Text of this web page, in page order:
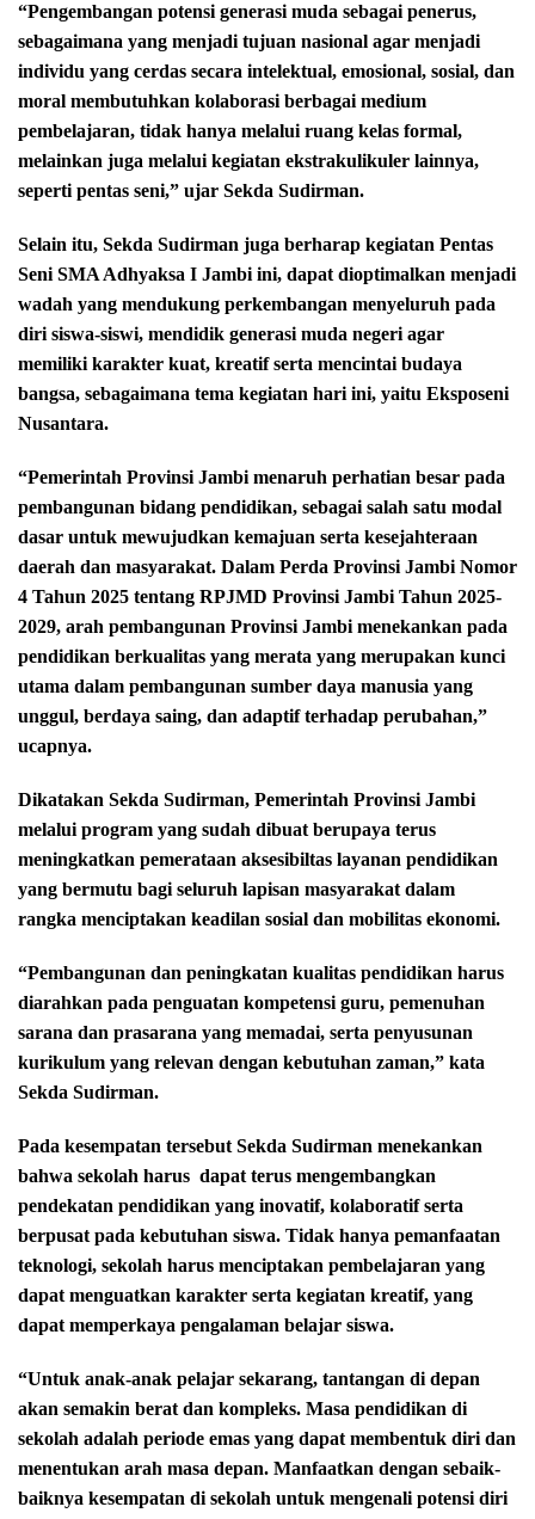
“Pengembangan potensi generasi muda sebagai penerus,
sebagaimana yang menjadi tujuan nasional agar menjadi
individu yang cerdas secara intelektual, emosional, sosial, dan
moral membutuhkan kolaborasi berbagai medium
pembelajaran, tidak hanya melalui ruang kelas formal,
melainkan juga melalui kegiatan ekstrakulikuler lainnya,
seperti pentas seni,” ujar Sekda Sudirman.
Selain itu, Sekda Sudirman juga berharap kegiatan Pentas
Seni SMA Adhyaksa I Jambi ini, dapat dioptimalkan menjadi
wadah yang mendukung perkembangan menyeluruh pada
diri siswa-siswi, mendidik generasi muda negeri agar
memiliki karakter kuat, kreatif serta mencintai budaya
bangsa, sebagaimana tema kegiatan hari ini, yaitu Eksposeni
Nusantara.
“Pemerintah Provinsi Jambi menaruh perhatian besar pada
pembangunan bidang pendidikan, sebagai salah satu modal
dasar untuk mewujudkan kemajuan serta kesejahteraan
daerah dan masyarakat. Dalam Perda Provinsi Jambi Nomor
4 Tahun 2025 tentang RPJMD Provinsi Jambi Tahun 2025-
2029, arah pembangunan Provinsi Jambi menekankan pada
pendidikan berkualitas yang merata yang merupakan kunci
utama dalam pembangunan sumber daya manusia yang
unggul, berdaya saing, dan adaptif terhadap perubahan,”
ucapnya.
Dikatakan Sekda Sudirman, Pemerintah Provinsi Jambi
melalui program yang sudah dibuat berupaya terus
meningkatkan pemerataan aksesibiltas layanan pendidikan
yang bermutu bagi seluruh lapisan masyarakat dalam
rangka menciptakan keadilan sosial dan mobilitas ekonomi.
“Pembangunan dan peningkatan kualitas pendidikan harus
diarahkan pada penguatan kompetensi guru, pemenuhan
sarana dan prasarana yang memadai, serta penyusunan
kurikulum yang relevan dengan kebutuhan zaman,” kata
Sekda Sudirman.
Pada kesempatan tersebut Sekda Sudirman menekankan
bahwa sekolah harus dapat terus mengembangkan
pendekatan pendidikan yang inovatif, kolaboratif serta
berpusat pada kebutuhan siswa. Tidak hanya pemanfaatan
teknologi, sekolah harus menciptakan pembelajaran yang
dapat menguatkan karakter serta kegiatan kreatif, yang
dapat memperkaya pengalaman belajar siswa.
“Untuk anak-anak pelajar sekarang, tantangan di depan
akan semakin berat dan kompleks. Masa pendidikan di
sekolah adalah periode emas yang dapat membentuk diri dan
menentukan arah masa depan. Manfaatkan dengan sebaik-
baiknya kesempatan di sekolah untuk mengenali potensi diri